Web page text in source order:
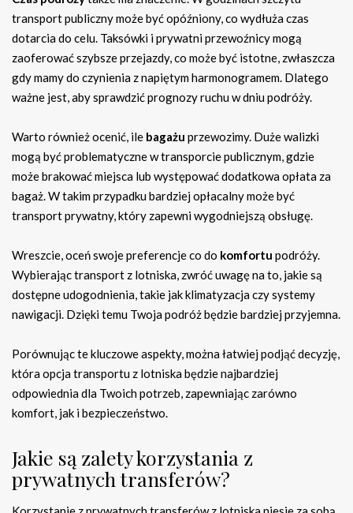
transport publiczny może być opóźniony, co wydłuża czas
dotarcia do celu. Taksówki i prywatni przewoźnicy mogą
zaoferować szybsze przejazdy, co może być istotne, zwłaszcza
gdy mamy do czynienia z napiętym harmonogramem. Dlatego
ważne jest, aby sprawdzić prognozy ruchu w dniu podróży.
Warto również ocenić, ile bagażu przewozimy. Duże walizki
mogą być problematyczne w transporcie publicznym, gdzie
może brakować miejsca lub występować dodatkowa opłata za
bagaż. W takim przypadku bardziej opłacalny może być
transport prywatny, który zapewni wygodniejszą obsługę.
Wreszcie, oceń swoje preferencje co do komfortu podróży.
Wybierając transport z lotniska, zwróć uwagę na to, jakie są
dostępne udogodnienia, takie jak klimatyzacja czy systemy
nawigacji. Dzięki temu Twoja podróż będzie bardziej przyjemna.
Porównując te kluczowe aspekty, można łatwiej podjąć decyzję,
która opcja transportu z lotniska będzie najbardziej
odpowiednia dla Twoich potrzeb, zapewniając zarówno
komfort, jak i bezpieczeństwo.
Jakie są zalety korzystania z
prywatnych transferów?